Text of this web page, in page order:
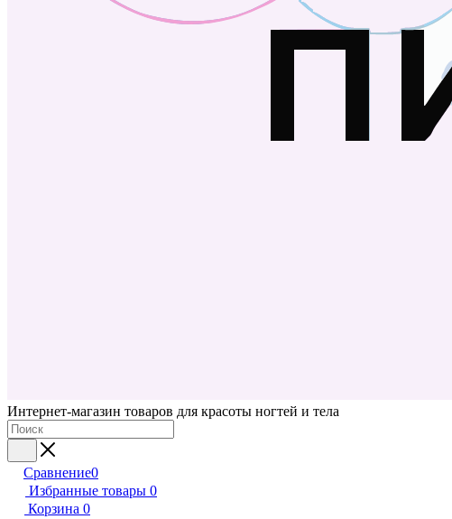
Интернет-магазин товаров для красоты ногтей и тела
Сравнение0
Избранные товары 0
Корзина 0